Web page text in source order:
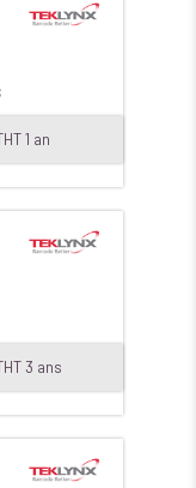
1 an
3 ans